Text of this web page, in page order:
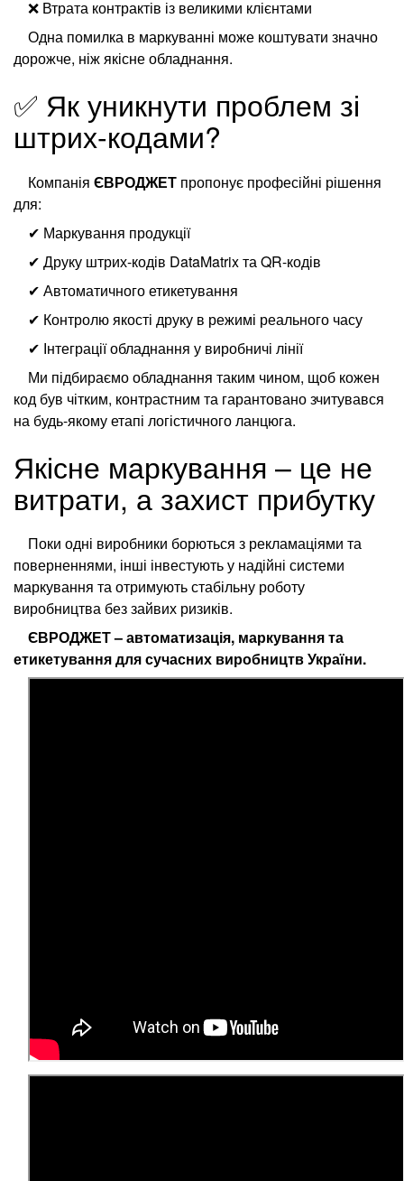
❌ Втрата контрактів із великими клієнтами
Одна помилка в маркуванні може коштувати значно
дорожче, ніж якісне обладнання.
✅ Як уникнути проблем зі
штрих-кодами?
Компанія ЄВРОДЖЕТ пропонує професійні рішення
для:
✔ Маркування продукції
✔ Друку штрих-кодів DataMatrix та QR-кодів
✔ Автоматичного етикетування
✔ Контролю якості друку в режимі реального часу
✔ Інтеграції обладнання у виробничі лінії
Ми підбираємо обладнання таким чином, щоб кожен
код був чітким, контрастним та гарантовано зчитувався
на будь-якому етапі логістичного ланцюга.
Якісне маркування – це не
витрати, а захист прибутку
Поки одні виробники борються з рекламаціями та
поверненнями, інші інвестують у надійні системи
маркування та отримують стабільну роботу
виробництва без зайвих ризиків.
ЄВРОДЖЕТ – автоматизація, маркування та
етикетування для сучасних виробництв України.